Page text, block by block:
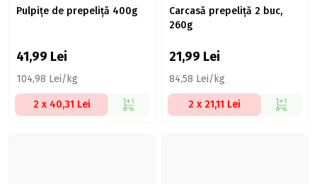
Pulpițe de prepeliță 400g
41,99 Lei
104,98 Lei/kg
2 x 40,31 Lei
Carcasă prepeliță 2 buc,
260g
21,99 Lei
84,58 Lei/kg
2 x 21,11 Lei